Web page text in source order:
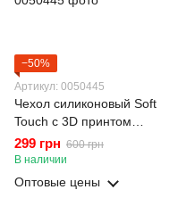
−50%
Артикул: 0050445
Чехол силиконовый Soft
Touch с 3D принтом
волшебной минни маус для
Xiaomi Redmi A2 коричневый
(Полная защита камеры)
299 грн 600 грн
В наличии
Оптовые цены